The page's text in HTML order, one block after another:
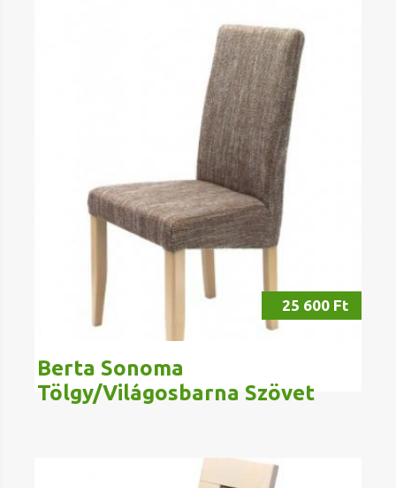
25 600 Ft
Berta Sonoma
Tölgy/Világosbarna Szövet